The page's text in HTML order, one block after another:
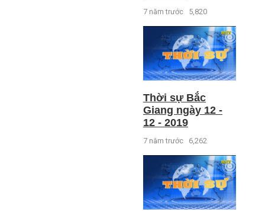
7 năm trước 5,820
Thời sự Bắc
Giang ngày 12 -
12 - 2019
7 năm trước 6,262